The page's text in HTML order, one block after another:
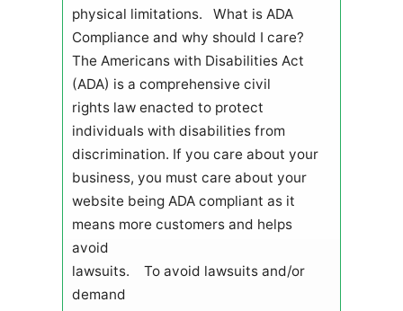
physical limitations. What is ADA
Compliance and why should I care?
The Americans with Disabilities Act
(ADA) is a comprehensive civil
rights law enacted to protect
individuals with disabilities from
discrimination. If you care about your
business, you must care about your
website being ADA compliant as it
means more customers and helps
avoid
lawsuits. To avoid lawsuits and/or
demand